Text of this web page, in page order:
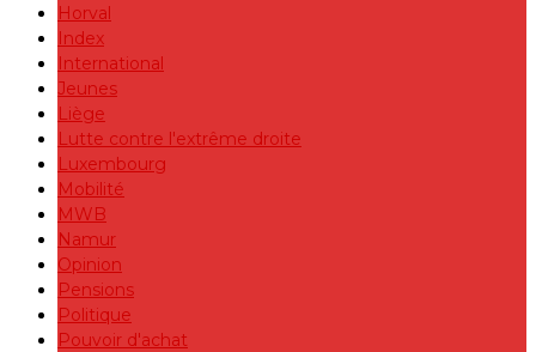
Horval
Index
International
Jeunes
Liège
Lutte contre l'extrême droite
Luxembourg
Mobilité
MWB
Namur
Opinion
Pensions
Politique
Pouvoir d'achat